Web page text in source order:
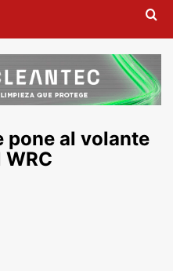
pone al volante